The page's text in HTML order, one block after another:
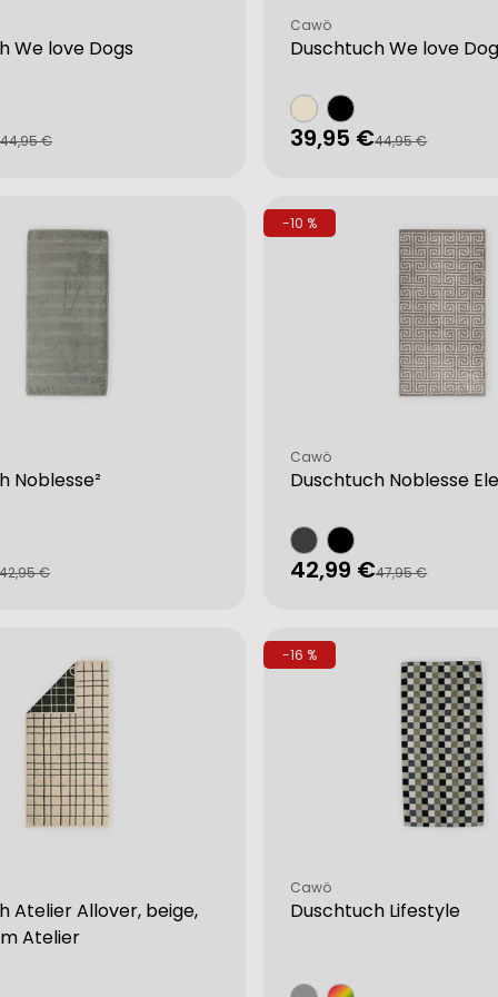
different sources
We love Dogs
44,95 €
Duschtuch We love
Verkäufer:
Cawö
Verkaufspreis
39,95 €
Regulärer44,95 €
Noblesse²
42,95 €
-10 %
Duschtuch Noblesse
Verkäufer:
Cawö
Verkaufspreis
42,99 €
Regulärer47,95 €
Atelier Allover, beige,
Atelier
-16 %
Duschtuch Lifestyle
Verkäufer:
Cawö